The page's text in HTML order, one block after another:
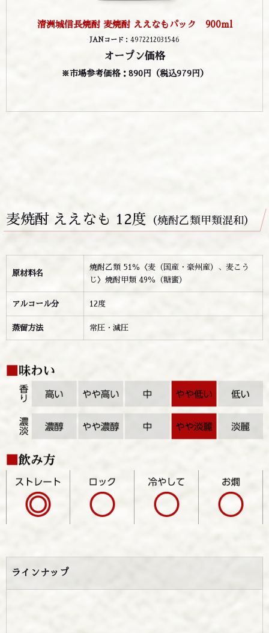
清洲城信長焼酎 麦焼酎 ええなもパック 900ml
JANコード ：4972212031546
オープン価格
※市場参考価格：890円 （税込979円）
麦焼酎 ええなも 12度 （焼酎乙類甲類混和）
原材料名
焼酎乙類 51％〈麦（国産・豪州産）、麦こう
じ〉焼酎甲類 49％（糖蜜）
アルコール分 12度
蒸留方法 常圧・減圧
ラインナップ